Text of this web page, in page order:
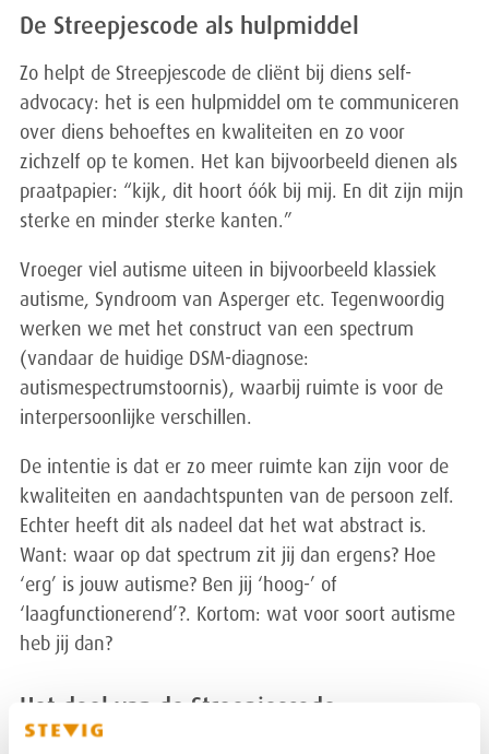
De Streepjescode als hulpmiddel
Zo helpt de Streepjescode de cliënt bij diens self-
advocacy: het is een hulpmiddel om te communiceren
over diens behoeftes en kwaliteiten en zo voor
zichzelf op te komen. Het kan bijvoorbeeld dienen als
praatpapier: “kijk, dit hoort óók bij mij. En dit zijn mijn
sterke en minder sterke kanten.”
Vroeger viel autisme uiteen in bijvoorbeeld klassiek
autisme, Syndroom van Asperger etc. Tegenwoordig
werken we met het construct van een spectrum
(vandaar de huidige DSM-diagnose:
autismespectrumstoornis), waarbij ruimte is voor de
interpersoonlijke verschillen.
De intentie is dat er zo meer ruimte kan zijn voor de
kwaliteiten en aandachtspunten van de persoon zelf.
Echter heeft dit als nadeel dat het wat abstract is.
Want: waar op dat spectrum zit jij dan ergens? Hoe
‘erg’ is jouw autisme? Ben jij ‘hoog-’ of
‘laagfunctionerend’?. Kortom: wat voor soort autisme
heb jij dan?
Het doel van de Streepjescode